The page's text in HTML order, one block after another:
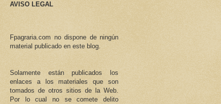
AVISO LEGAL
Fpagraria.com no dispone de ningún
material publicado en este blog.
Solamente están publicados los
enlaces a los materiales que son
tomados de otros sitios de la Web.
Por lo cual no se comete delito